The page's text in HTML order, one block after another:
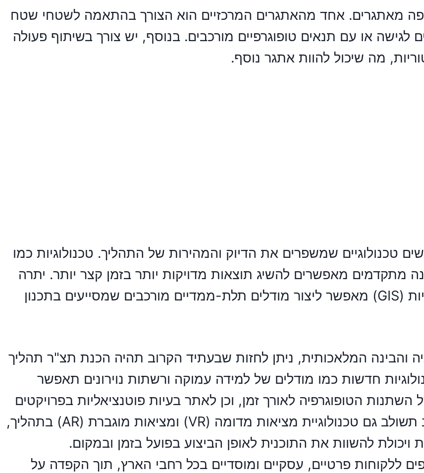
מאתגרים. אחד מהאתגרים המרכזיים הוא הצורך בהתאמה לשטחי שטח
לגישה או עם תנאים טופוגרפיים מורכבים. בנוסף, יש צורך בשיתוף פעולה
מה שיכול להוות אתגר נוסף.
טכנולוגיים שמשפרים את הדיוק והמהירות של התהליך. טכנולוגיות כמו
מתקדמים מאפשרים להשיג תוצאות מדויקות יותר בזמן קצר יותר. יתרה
מכך, שילוב תצ"ר עם מערכות מידע גיאוגרפיות (GIS) מאפשר ליצור מודלים תלת-ממדיים מורכבים שמסייעים בתכנון
והבינה המלאכותית, ניתן לחזות שבעתיד הקרוב תהיה הכנת תצ"ר תהליך
חדשות כמו מודלים של למידה עמוקה ורשתות נוירונים תאפשר
השתנות הטופוגרפיה לאורך זמן, וכן לאתר בעיות פוטנציאליות בפרויקטים
עוד בשלבי התכנון. יש להניח שבעתיד הקרוב תשולב גם טכנולוגיית מציאות מדומה (VR) ומציאות מוגברת (AR) בתהליך,
להשוות את התוכנית לאופן הביצוע בפועל בזמן ובמקום.
ללקוחות פרטיים, עסקיים ומוסדיים בכל רחבי הארץ, תוך הקפדה על